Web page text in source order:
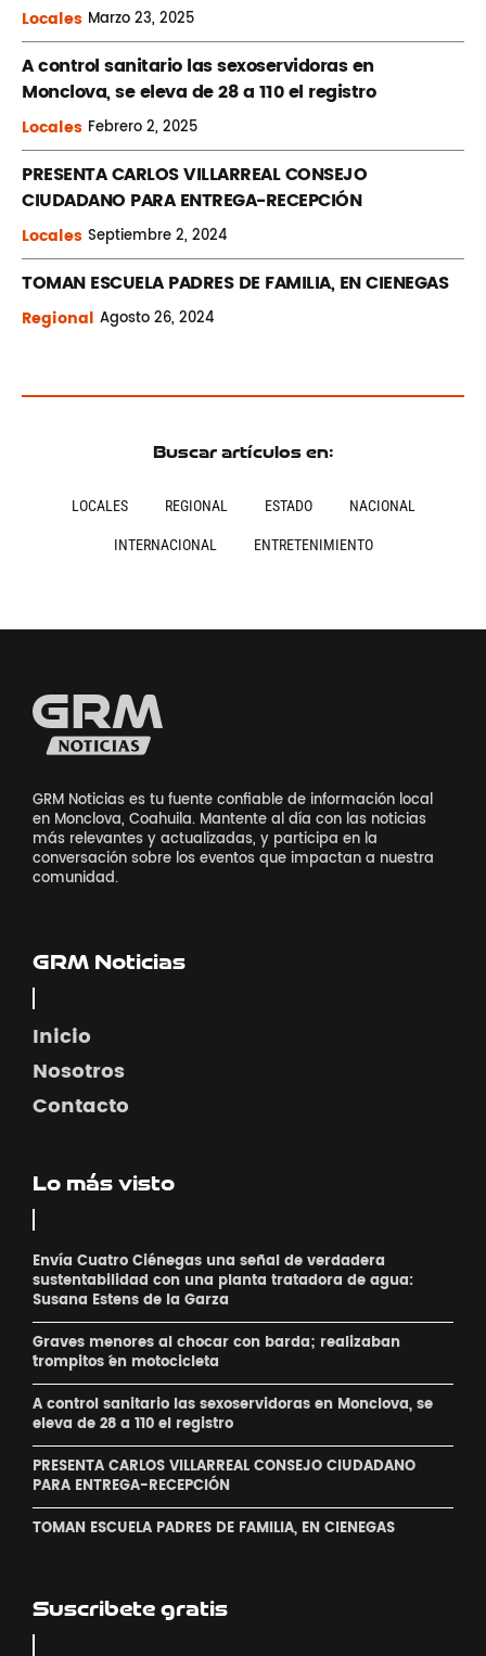
Locales Marzo23, 2025
A control sanitario las sexoservidoras en
Monclova, se eleva de 28 a 110 el registro
Locales Febrero2, 2025
PRESENTA CARLOS VILLARREAL CONSEJO
CIUDADANO PARA ENTREGA-RECEPCIÓN
Locales Septiembre2, 2024
TOMAN ESCUELA PADRES DE FAMILIA, EN CIENEGAS
Regional Agosto26, 2024
Buscar artículos en:
LOCALES REGIONAL ESTADO NACIONAL
INTERNACIONAL ENTRETENIMIENTO
GRM Noticias es tu fuente confiable de información local
en Monclova, Coahuila. Mantente al día con las noticias
más relevantes y actualizadas, y participa en la
conversación sobre los eventos que impactan a nuestra
comunidad.
GRM Noticias
Inicio
Nosotros
Contacto
Lo más visto
Envía Cuatro Ciénegas una señal de verdadera
sustentabilidad con una planta tratadora de agua:
Susana Estens de la Garza
Graves menores al chocar con barda; realizaban
´trompitos ´en motocicleta
A control sanitario las sexoservidoras en Monclova, se
eleva de 28 a 110 el registro
PRESENTA CARLOS VILLARREAL CONSEJO CIUDADANO
PARA ENTREGA-RECEPCIÓN
TOMAN ESCUELA PADRES DE FAMILIA, EN CIENEGAS
Suscribete gratis